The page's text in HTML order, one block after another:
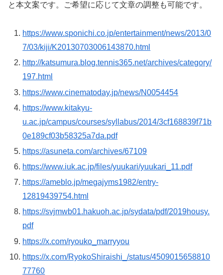
と本文案です。ご希望に応じて文章の調整も可能です。
https://www.sponichi.co.jp/entertainment/news/2013/0
7/03/kiji/K20130703006143870.html
http://katsumura.blog.tennis365.net/archives/category/
197.html
https://www.cinematoday.jp/news/N0054454
https://www.kitakyu-
u.ac.jp/campus/courses/syllabus/2014/3cf168839f71b
0e189cf03b58325a7da.pdf
https://asuneta.com/archives/67109
https://www.iuk.ac.jp/files/yuukari/yuukari_11.pdf
https://ameblo.jp/megajyms1982/entry-
12819439754.html
https://svjmwb01.hakuoh.ac.jp/sydata/pdf/2019housy.
pdf
https://x.com/ryouko_marryyou
https://x.com/RyokoShiraishi_/status/4509015658810
77760